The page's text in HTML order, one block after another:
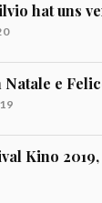
hat uns
e
Kino